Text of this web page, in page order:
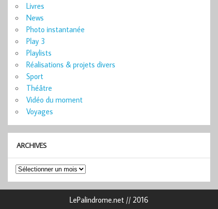
Livres
News
Photo instantanée
Play 3
Playlists
Réalisations & projets divers
Sport
Théâtre
Vidéo du moment
Voyages
ARCHIVES
Archives
LePalindrome.net // 2016